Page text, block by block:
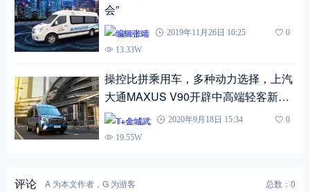
会”
编辑张靖 2019年11月26日 10:25
0
13.33W
操控比拼乘用车，多种动力选择，上汽
大通MAXUS V90开辟中高端轻客新时
代T+金城武 2020年9月18日 15:34
0
19.55W
评论 A 为本文作者，G 为游客 总数：0